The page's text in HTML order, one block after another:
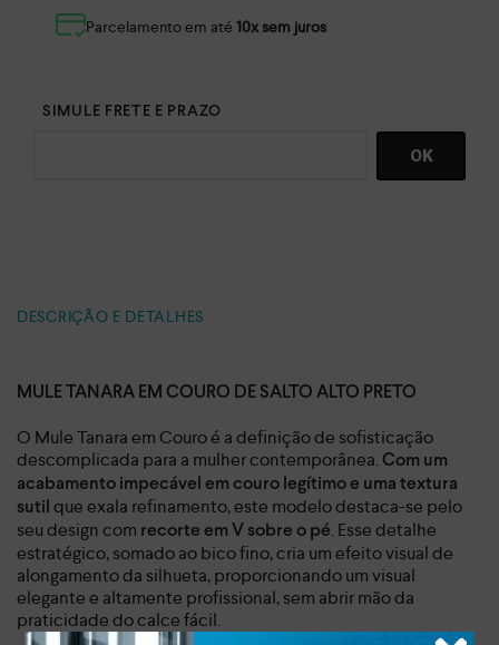
Parcelamento em até 10x sem juros
DESCRIÇÃO E DETALHES
MULE TANARA EM COURO DE SALTO ALTO PRETO
O Mule Tanara em Couro é a definição de sofisticação
descomplicada para a mulher contemporânea. Com um
acabamento impecável em couro legítimo e uma textura
sutil que exala refinamento, este modelo destaca-se pelo
seu design com recorte em V sobre o pé. Esse detalhe
estratégico, somado ao bico fino, cria um efeito visual de
alongamento da silhueta, proporcionando um visual
elegante e altamente profissional, sem abrir mão da
praticidade do calce fácil.